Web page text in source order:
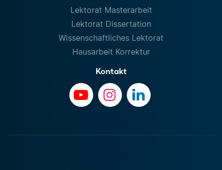
Lektorat Masterarbeit
Lektorat Dissertation
Wissenschaftliches Lektorat
Hausarbeit Korrektur
Kontakt